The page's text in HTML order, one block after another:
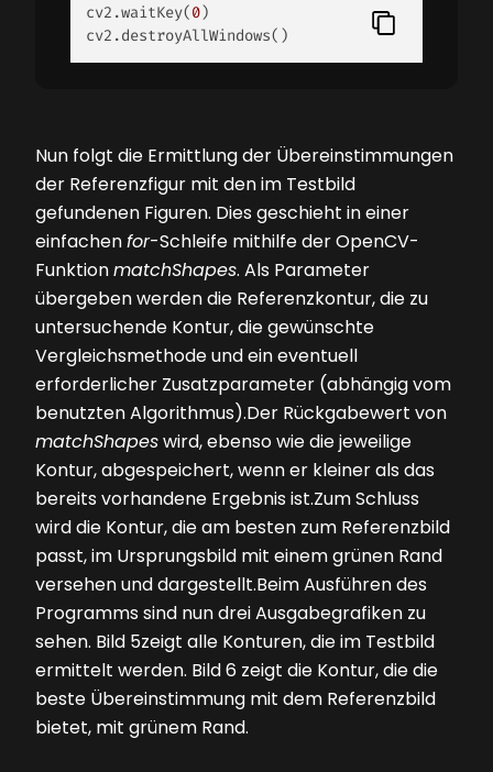
cv2.waitKey(0)
cv2.destroyAllWindows()
Nun folgt die Ermittlung der Übereinstimmungen
der Referenzfigur mit den im Testbild
gefundenen Figuren. Dies geschieht in einer
einfachenfor-Schleife mithilfe der OpenCV-
Funk­tionmatchShapes. Als Parameter
übergeben werden die Referenzkontur, die zu
untersuchende Kontur, die gewünschte
Vergleichsmethode und ein eventuell
erforderlicher Zusatzparameter (abhängig vom
benutzten Algorithmus).Der Rückgabewert von
matchShapeswird, ebenso wie die jeweilige
Kontur, abgespeichert, wenn er kleiner als das
bereits vorhandene Ergebnis ist.Zum Schluss
wird die Kontur, die am besten zum Referenzbild
passt, im Ursprungsbild mit einem grünen Rand
versehen und dargestellt.Beim Ausführen des
Programms sind nun drei Ausgabegrafiken zu
sehen. Bild 5zeigt alle Konturen, die im Testbild
ermittelt werden. Bild 6 zeigt die Kontur, die die
beste Übereinstimmung mit dem Referenzbild
bietet, mit grünem Rand.